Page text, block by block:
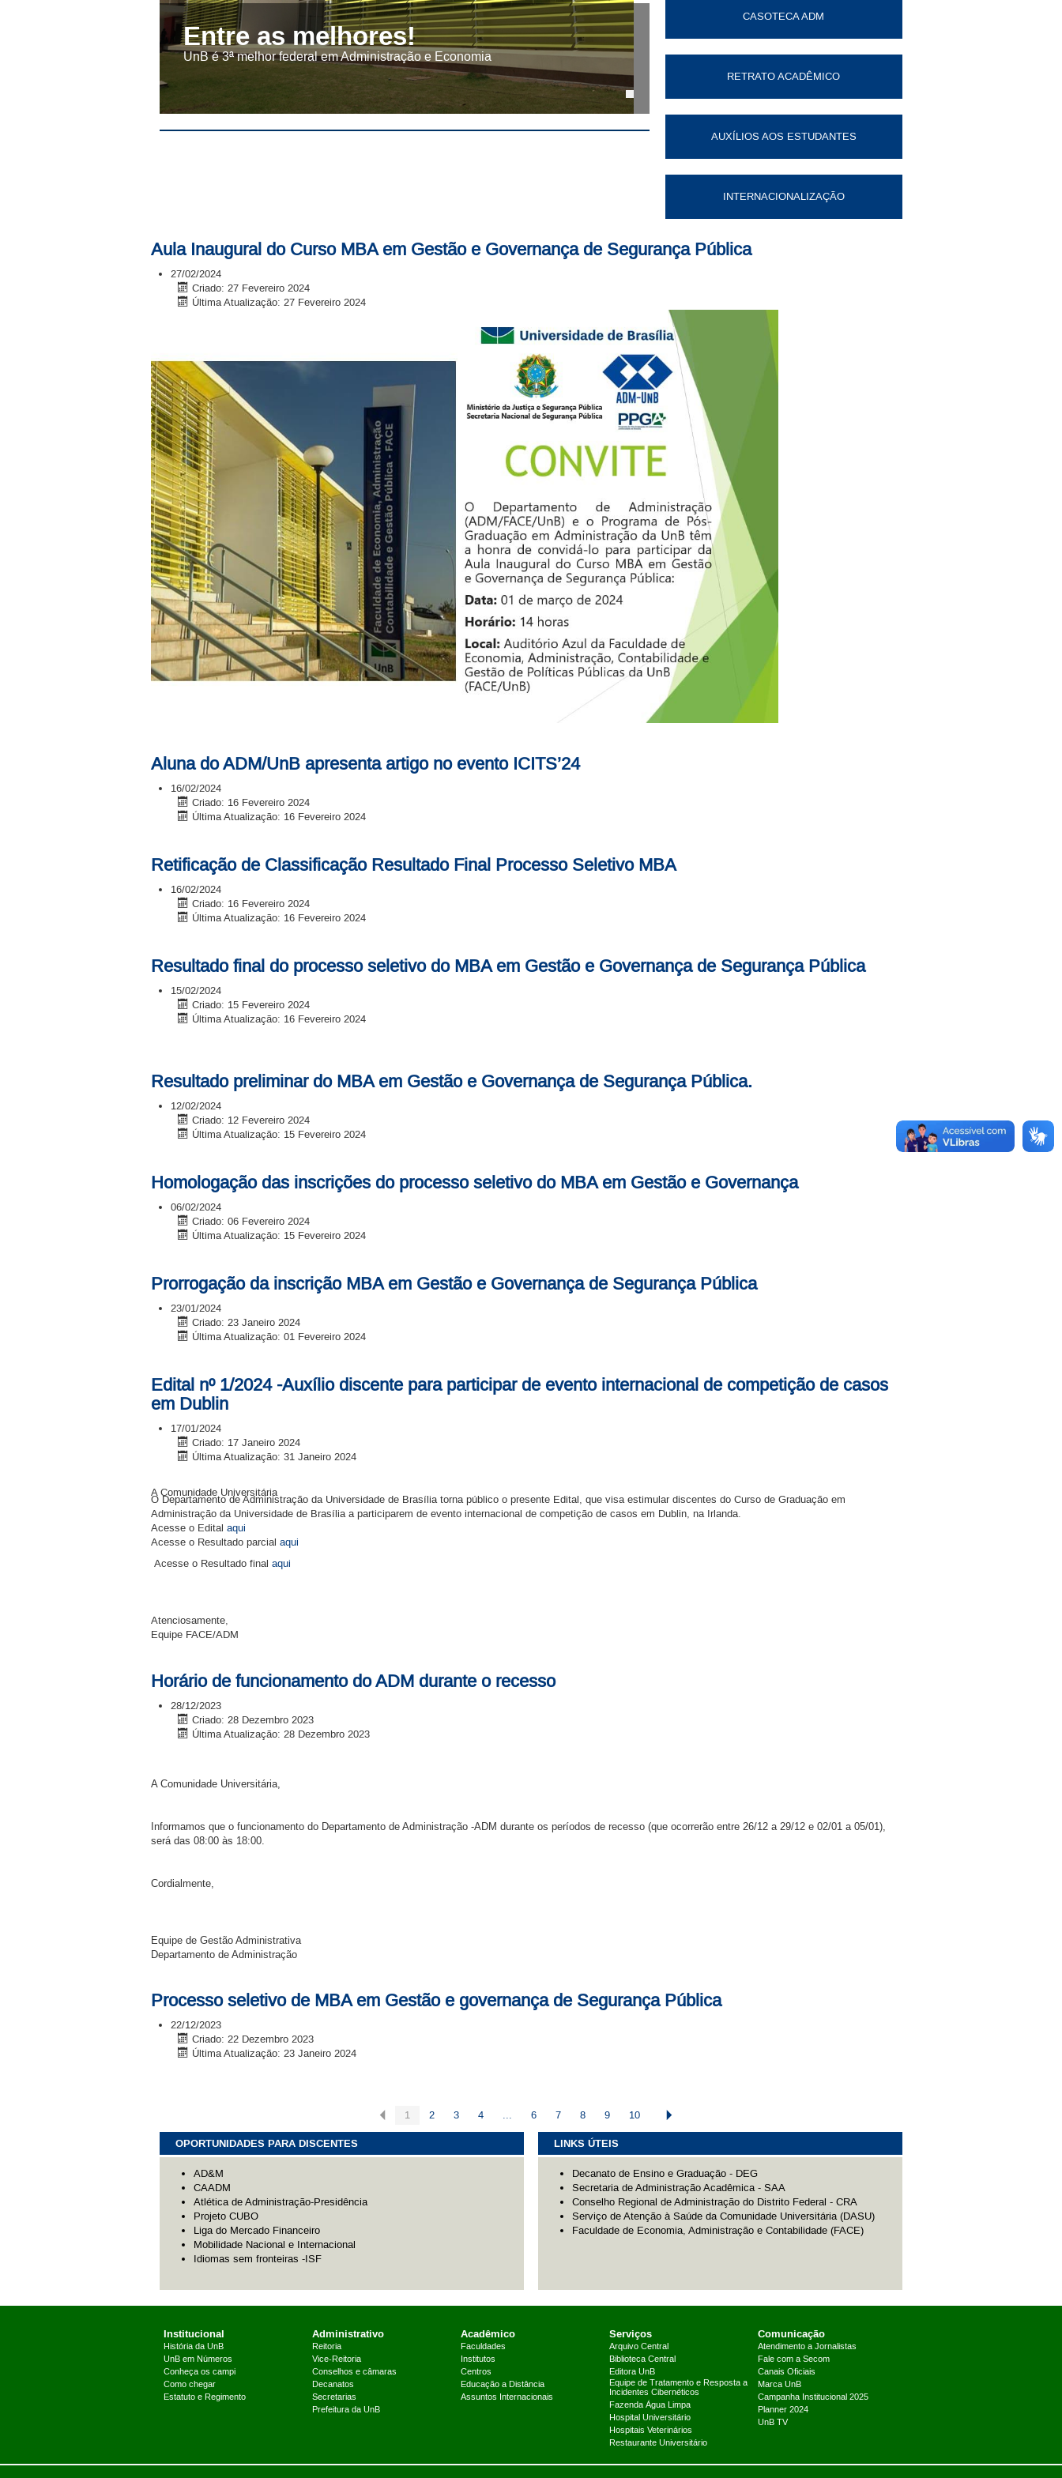
Entre as melhores!
UnB é 3ª melhor federal em Administração e Economia
CASOTECA ADM
RETRATO ACADÊMICO
AUXÍLIOS AOS ESTUDANTES
INTERNACIONALIZAÇÃO
Aula Inaugural do Curso MBA em Gestão e Governança de Segurança Pública
27/02/2024
Criado: 27 Fevereiro 2024
Última Atualização: 27 Fevereiro 2024
Aluna do ADM/UnB apresenta artigo no evento ICITS’24
16/02/2024
Criado: 16 Fevereiro 2024
Última Atualização: 16 Fevereiro 2024
Retificação de Classificação Resultado Final Processo Seletivo MBA
16/02/2024
Criado: 16 Fevereiro 2024
Última Atualização: 16 Fevereiro 2024
Resultado final do processo seletivo do MBA em Gestão e Governança de Segurança Pública
15/02/2024
Criado: 15 Fevereiro 2024
Última Atualização: 16 Fevereiro 2024
Resultado preliminar do MBA em Gestão e Governança de Segurança Pública.
12/02/2024
Criado: 12 Fevereiro 2024
Última Atualização: 15 Fevereiro 2024
Homologação das inscrições do processo seletivo do MBA em Gestão e Governança
06/02/2024
Criado: 06 Fevereiro 2024
Última Atualização: 15 Fevereiro 2024
Prorrogação da inscrição MBA em Gestão e Governança de Segurança Pública
23/01/2024
Criado: 23 Janeiro 2024
Última Atualização: 01 Fevereiro 2024
Edital nº 1/2024 -Auxílio discente para participar de evento internacional de competição de casos
em Dublin
17/01/2024
Criado: 17 Janeiro 2024
Última Atualização: 31 Janeiro 2024
A Comunidade Universitária
O Departamento de Administração da Universidade de Brasília torna público o presente Edital, que visa estimular discentes do Curso de Graduação em
Administração da Universidade de Brasília a participarem de evento internacional de competição de casos em Dublin, na Irlanda.
Acesse o Edital aqui
Acesse o Resultado parcial aqui
Acesse o Resultado final aqui
Atenciosamente,
Equipe FACE/ADM
Horário de funcionamento do ADM durante o recesso
28/12/2023
Criado: 28 Dezembro 2023
Última Atualização: 28 Dezembro 2023
A Comunidade Universitária,
Informamos que o funcionamento do Departamento de Administração -ADM durante os períodos de recesso (que ocorrerão entre 26/12 a 29/12 e 02/01 a 05/01),
será das 08:00 às 18:00.
Cordialmente,
Equipe de Gestão Administrativa
Departamento de Administração
Processo seletivo de MBA em Gestão e governança de Segurança Pública
22/12/2023
Criado: 22 Dezembro 2023
Última Atualização: 23 Janeiro 2024
1 2 3 4 ... 6 7 8 9 10
OPORTUNIDADES PARA DISCENTES
AD&M
CAADM
Atlética de Administração-Presidência
Projeto CUBO
Liga do Mercado Financeiro
Mobilidade Nacional e Internacional
Idiomas sem fronteiras -ISF
LINKS ÚTEIS
Decanato de Ensino e Graduação - DEG
Secretaria de Administração Acadêmica - SAA
Conselho Regional de Administração do Distrito Federal - CRA
Serviço de Atenção à Saúde da Comunidade Universitária (DASU)
Faculdade de Economia, Administração e Contabilidade (FACE)
Institucional
História da UnB
UnB em Números
Conheça os campi
Como chegar
Estatuto e Regimento
Administrativo
Reitoria
Vice-Reitoria
Conselhos e câmaras
Decanatos
Secretarias
Prefeitura da UnB
Acadêmico
Faculdades
Institutos
Centros
Educação a Distância
Assuntos Internacionais
Serviços
Arquivo Central
Biblioteca Central
Editora UnB
Equipe de Tratamento e Resposta a
Incidentes Cibernéticos
Fazenda Água Limpa
Hospital Universitário
Hospitais Veterinários
Restaurante Universitário
Comunicação
Atendimento a Jornalistas
Fale com a Secom
Canais Oficiais
Marca UnB
Campanha Institucional 2025
Planner 2024
UnB TV